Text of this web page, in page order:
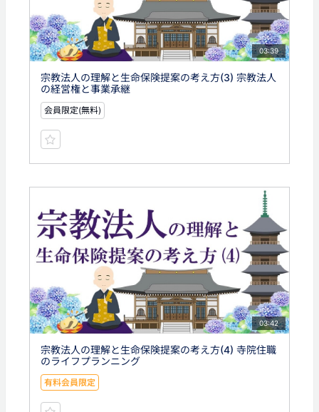
03:39
宗教法人の理解と生命保険提案の考え方(3) 宗教法人
の経営権と事業承継
会員限定(無料)
03:42
宗教法人の理解と生命保険提案の考え方(4) 寺院住職
のライフプランニング
有料会員限定